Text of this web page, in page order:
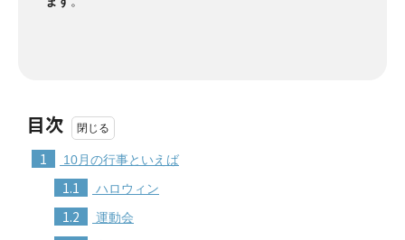
目次
1 10月の行事といえば
1.1 ハロウィン
1.2 運動会